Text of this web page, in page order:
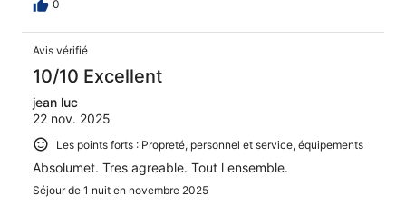
0
Avis vérifié
10/10 Excellent
jean luc
22 nov. 2025
Les points forts : Propreté, personnel et service, équipements
Absolumet. Tres agreable. Tout l ensemble.
Séjour de 1 nuit en novembre 2025